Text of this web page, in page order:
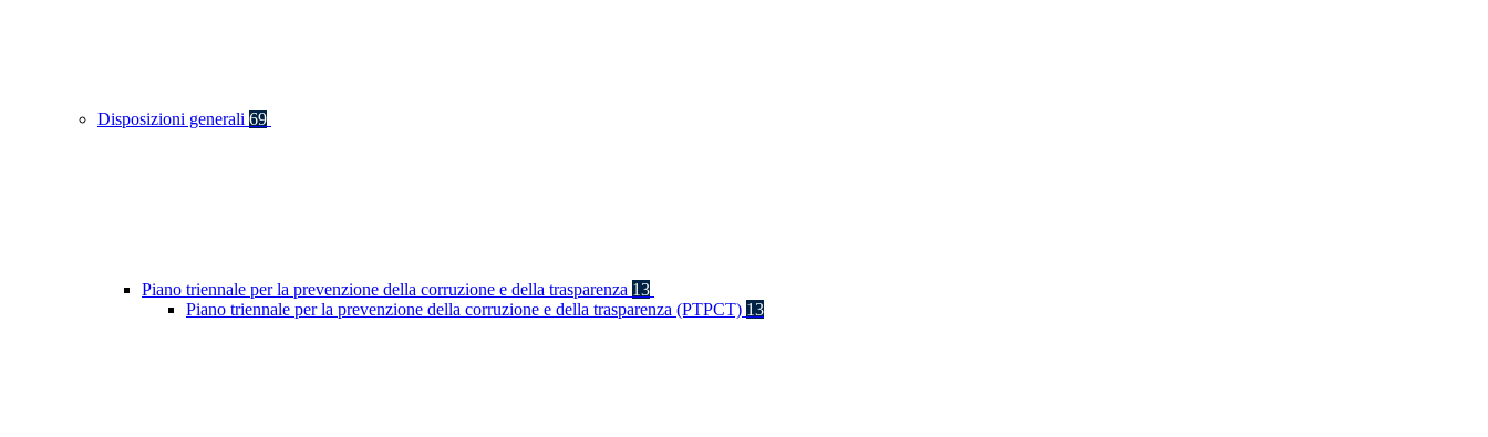
Disposizioni generali 69
Piano triennale per la prevenzione della corruzione e della trasparenza 13
Piano triennale per la prevenzione della corruzione e della trasparenza (PTPCT) 13